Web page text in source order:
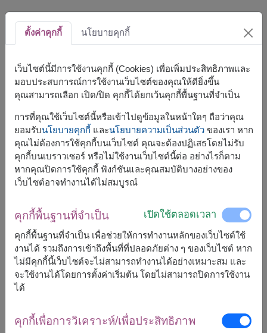
แจกันดอกไม้สุดโรแมนติก จัดด้วยลิลลี่สีชมพู กุหลาบแดง ส
เปรย์คาร์เนชั่น ดอกคาโมมายล์ และไฮเปอริคัม ให้ความรู้สึก
หรูหรา อ่อนหวาน และเปี่ยมด้วยความรัก เหมาะสำหรับวันครบ
ความประทับใจ
สินค้าแบบที่ใกล้เคียงกัน ได้แก่SPE134,FLV324,FLV419
จัดส่งได้เร็วสุดพรุ่งนี้
แต่สามารถกำหนดวันได้
ราคาตามพื้นที่จัดส่ง
เริ่มต้นที่ ฿2,300
ฟรีจัดส่ง + ฟรีการ์ดเขียนข้อความ
หมายเหตุ:
การจัดและดอกไม้อาจจะแตกต่างจากที่เห็นในรูปบ้าง
ตั้งค่าคุกกี้ นโยบายคุกกี้
เว็บไซต์นี้มีการใช้งานคุกกี้ (Cookies) เพื่อเพิ่มประสิทธิภาพและ
มอบประสบการณ์การใช้งานเว็บไซต์ของคุณให้ดียิ่งขึ้น
คุณสามารถเลือก เปิด/ปิด คุกกี้ได้ยกเว้นคุกกี้พื้นฐานที่จำเป็น
การที่คุณใช้เว็บไซต์นี้หรือเข้าไปดูข้อมูลในหน้าใดๆ ถือว่าคุณ
ยอมรับนโยบายคุกกี้ และนโยบายความเป็นส่วนตัวของเรา หาก
คุณไม่ต้องการใช้คุกกี้บนเว็บไซต์ คุณจะต้องปฏิเสธโดยไม่รับ
คุกกี้บนเบราวเซอร์ หรือไม่ใช้งานเว็บไซต์นี้ต่อ อย่างไรก็ตาม
หากคุณปิดการใช้คุกกี้ ฟังก์ชันและคุณสมบัติบางอย่างของ
เว็บไซต์อาจทำงานได้ไม่สมบูรณ์
คุกกี้พื้นฐานที่จำเป็น เปิดใช้ตลอดเวลา
คุกกี้พื้นฐานที่จำเป็น เพื่อช่วยให้การทำงานหลักของเว็บไซต์ใช้
งานได้ รวมถึงการเข้าถึงพื้นที่ที่ปลอดภัยต่าง ๆ ของเว็บไซต์ หาก
ไม่มีคุกกี้นี้เว็บไซต์จะไม่สามารถทำงานได้อย่างเหมาะสม และ
จะใช้งานได้โดยการตั้งค่าเริ่มต้น โดยไม่สามารถปิดการใช้งาน
ได้
คุกกี้เพื่อการวิเคราะห์/เพื่อประสิทธิภาพ